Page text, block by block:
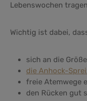
Lebenswochen
Wichtig ist dabei,
sich an die
die Anhock-
freie Atemwege
den Rücken gut